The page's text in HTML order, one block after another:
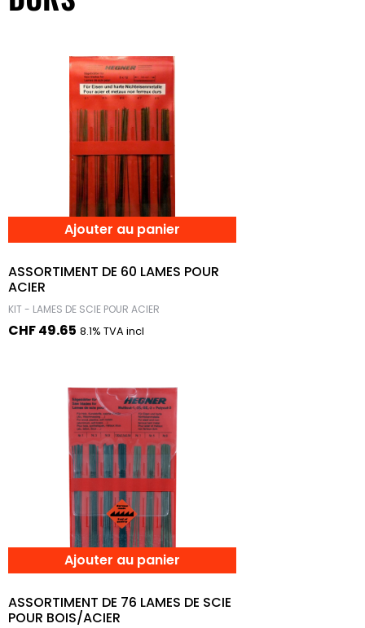
Ajouter au panier
ASSORTIMENT DE 60 LAMES POUR
ACIER
KIT - LAMES DE SCIE POUR ACIER
CHF49.65 8.1% TVA incl
Ajouter au panier
ASSORTIMENT DE 76 LAMES DE SCIE
POUR BOIS/ACIER